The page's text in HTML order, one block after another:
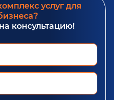
услуг для
консультацию!